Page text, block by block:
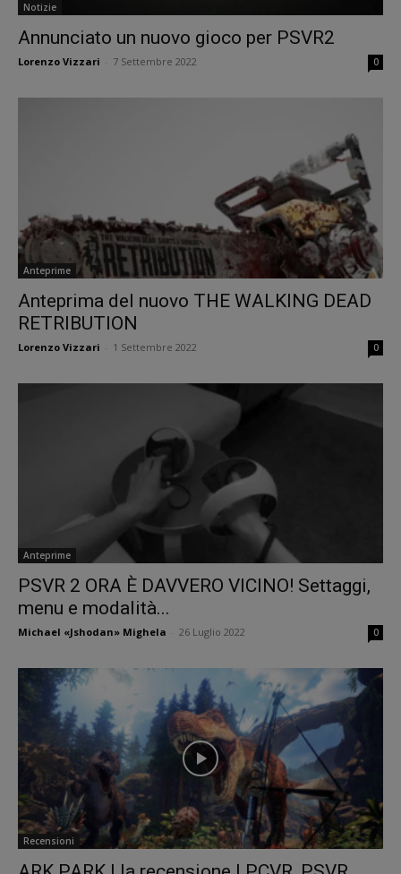
Notizie
Annunciato un nuovo gioco per PSVR2
Lorenzo Vizzari 7 Settembre 2022 0
Anteprime
Anteprima del nuovo THE WALKING DEAD
RETRIBUTION
Lorenzo Vizzari 1 Settembre 2022 0
Anteprime
PSVR 2 ORA È DAVVERO VICINO! Settaggi,
menu e modalità...
Michael «Jshodan» Mighela 26 Luglio 2022 0
Recensioni